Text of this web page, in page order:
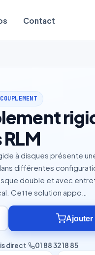
Contact
à disques présente
différentes
double et avec
Cette solution appo…
Ajouter
direct· 01 88 32 18 85